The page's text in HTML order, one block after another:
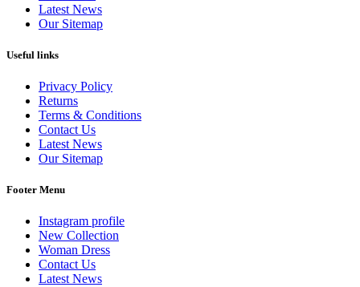
Latest News
Our Sitemap
Useful links
Privacy Policy
Returns
Terms & Conditions
Contact Us
Latest News
Our Sitemap
Footer Menu
Instagram profile
New Collection
Woman Dress
Contact Us
Latest News